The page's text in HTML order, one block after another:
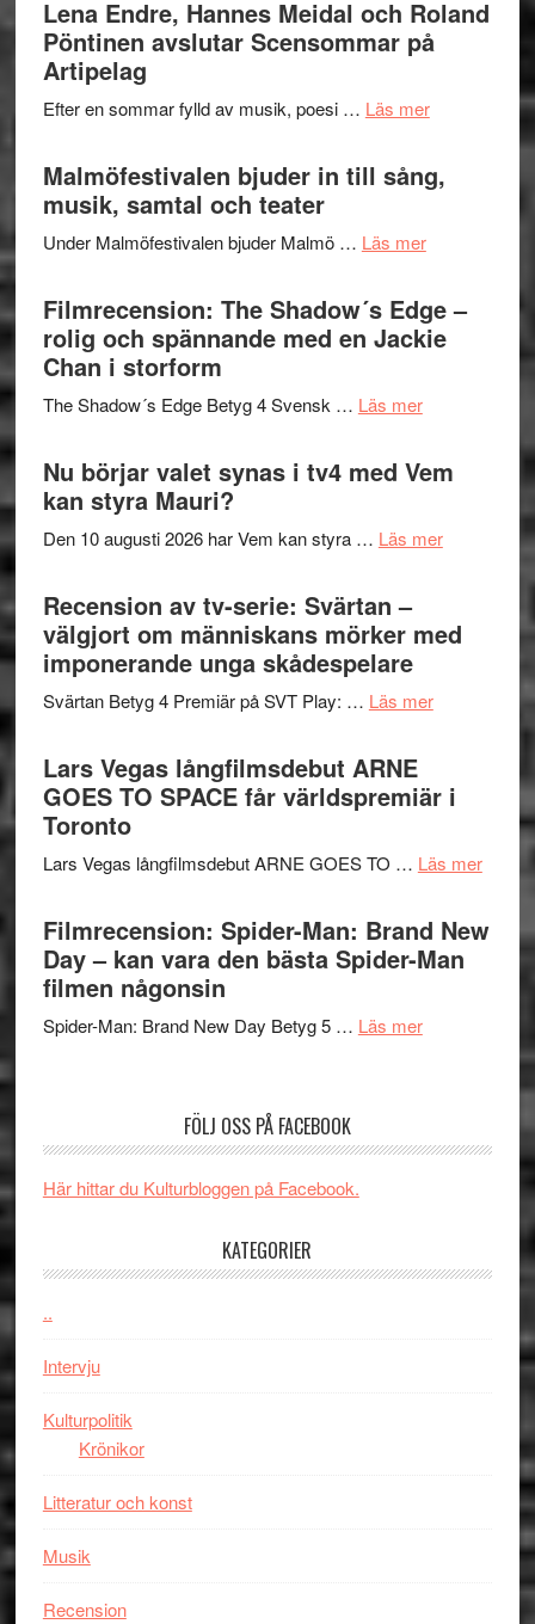
Delvis
bortom
terräng
–
Lena Endre, Hannes Meidal och Roland
Pöntinen avslutar Scensommar på
Artipelag
Efter en sommar fylld av musik, poesi … Läs merom
Hannes
Pöntinen
avslutar
Scensommar
Malmöfestivalen bjuder in till sång,
musik, samtal och teater
Under Malmöfestivalen bjuder Malmö … Läs merom
in
till
och
Filmrecension: The Shadow´s Edge –
rolig och spännande med en Jackie
Chan i storform
The Shadow´s Edge Betyg 4 Svensk … Läs merom
Shadow
Edge
och
en
i
Nu börjar valet synas i tv4 med Vem
kan styra Mauri?
Den 10 augusti 2026 har Vem kan styra … Läs merom
valet
synas
kan
Recension av tv-serie: Svärtan –
välgjort om människans mörker med
imponerande unga skådespelare
Svärtan Betyg 4 Premiär på SVT Play: … Läs merom
tv-
serie:
–
om
människans
Lars Vegas långfilmsdebut ARNE
GOES TO SPACE får världspremiär i
Toronto
Lars Vegas långfilmsdebut ARNE GOES TO … Läs merom
i
Filmrecension: Spider-Man: Brand New
Day – kan vara den bästa Spider-Man
filmen någonsin
Spider-Man: Brand New Day Betyg 5 … Läs merom
Filmrecension:
vara
FÖLJ OSS PÅ FACEBOOK
Här hittar du Kulturbloggen på Facebook.
KATEGORIER
..
Intervju
Kulturpolitik
Krönikor
Litteratur och konst
Musik
Recension